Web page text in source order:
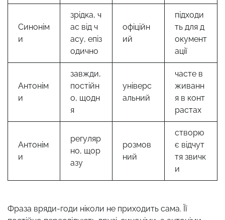
Синонім
и
зрідка, ч
ас від ч
асу, епіз
одично
офіційн
ий
підходи
ть для д
окумент
ації
Антонім
и
завжди,
постійн
о, щодн
я
універс
альний
часте в
живанн
я в конт
растах
Антонім
и
регуляр
но, щор
азу
розмов
ний
створю
є відчут
тя звичк
и
Фраза вряди-годи ніколи не приходить сама. Її